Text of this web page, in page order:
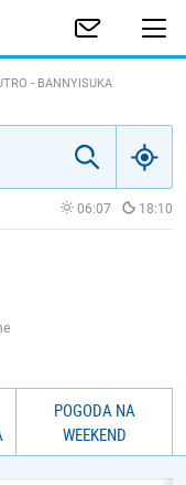
- BANNYISUKA
06:07 18:10
POGODA NA
WEEKEND